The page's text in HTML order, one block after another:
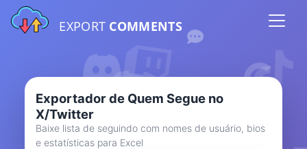
EXPORT COMMENTS
Exportador de Quem Segue no
X/Twitter
Baixe lista de seguindo com nomes de usuário, bios
e estatísticas para Excel